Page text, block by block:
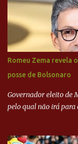
texto também põe fim
revista que o
empreiteira refere-se
Alckmin (PSDB) —
diretamente com o
dinheiro da
mais... A Lava Jato
Romeu Zema revela
posse de Bolsonaro
Governador eleito de
pelo qual não irá para